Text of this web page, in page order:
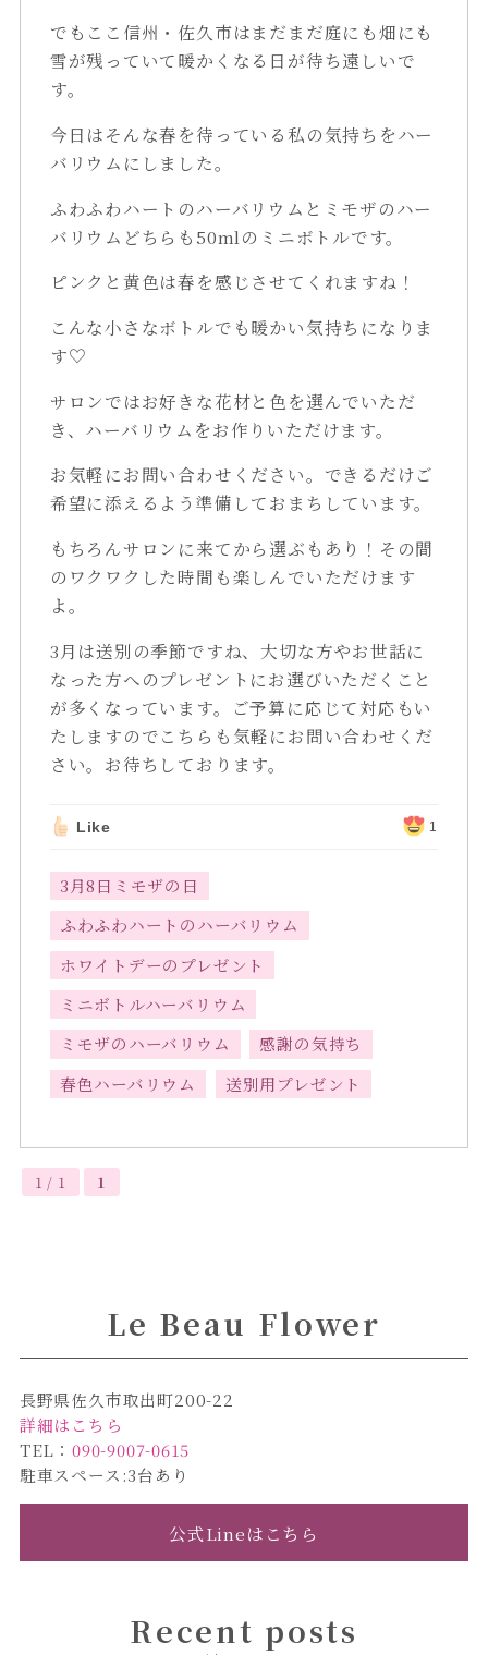
でもここ信州・佐久市はまだまだ庭にも畑にも
雪が残っていて暖かくなる日が待ち遠しいで
す。
今日はそんな春を待っている私の気持ちをハー
バリウムにしました。
ふわふわハートのハーバリウムとミモザのハー
バリウムどちらも50mlのミニボトルです。
ピンクと黄色は春を感じさせてくれますね！
こんな小さなボトルでも暖かい気持ちになりま
す♡
サロンではお好きな花材と色を選んでいただ
き、ハーバリウムをお作りいただけます。
お気軽にお問い合わせください。できるだけご
希望に添えるよう準備しておまちしています。
もちろんサロンに来てから選ぶもあり！その間
のワクワクした時間も楽しんでいただけます
よ。
3月は送別の季節ですね、大切な方やお世話に
なった方へのプレゼントにお選びいただくこと
が多くなっています。ご予算に応じて対応もい
たしますのでこちらも気軽にお問い合わせくだ
さい。お待ちしております。
Like 1
3月8日ミモザの日
ふわふわハートのハーバリウム
ホワイトデーのプレゼント
ミニボトルハーバリウム
ミモザのハーバリウム
感謝の気持ち
春色ハーバリウム
送別用プレゼント
1 / 1 1
Le Beau Flower
長野県佐久市取出町200-22
詳細はこちら
TEL：090-9007-0615
駐車スペース:3台あり
公式Lineはこちら
Recent posts